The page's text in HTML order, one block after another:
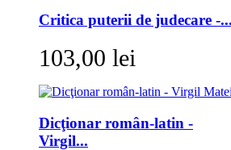
Critica puterii de judecare -...
103,00 lei
Dicţionar român-latin -
Virgil...